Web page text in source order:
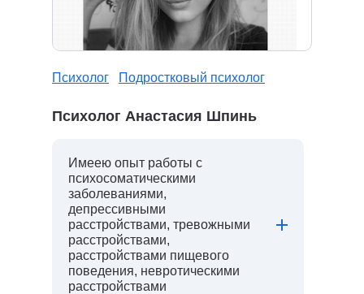
Психолог Подростковый психолог
Психолог Анастасия Шпинь
Имеею опыт работы с
психосоматическими
заболеваниями,
депрессивными
расстройствами, тревожными
расстройствами,
расстройствами пищевого
поведения, невротическими
расстройствами